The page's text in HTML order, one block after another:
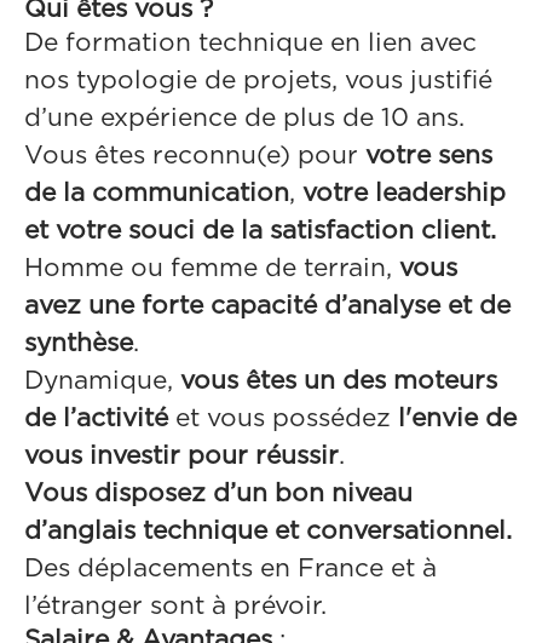
Qui êtes vous ?
De formation technique en lien avec
nos typologie de projets, vous justifié
d’une expérience de plus de 10 ans.
Vous êtes reconnu(e) pour votre sens
de la communication, votre leadership
et votre souci de la satisfaction client.
Homme ou femme de terrain, vous
avez une forte capacité d’analyse et de
synthèse.
Dynamique, vous êtes un des moteurs
de l’activité et vous possédez
l'envie de
vous investir pour réussir.
Vous disposez d’un bon niveau
d’anglais technique et conversationnel.
Des déplacements en France et à
l’étranger sont à prévoir.